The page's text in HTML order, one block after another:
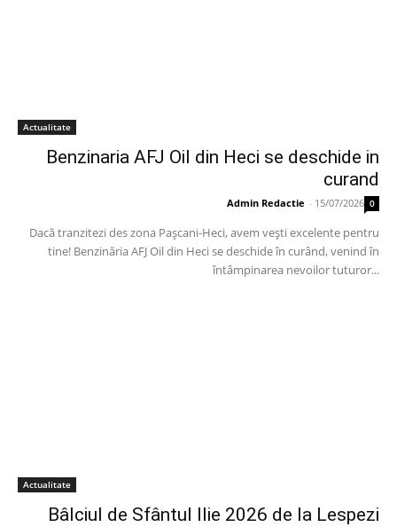
Actualitate
Benzinaria AFJ Oil din Heci se deschide in
curand
Admin Redactie - 15/07/2026 0
Dacă tranzitezi des zona Pașcani-Heci, avem vești excelente pentru
tine! Benzinăria AFJ Oil din Heci se deschide în curând, venind în
întâmpinarea nevoilor tuturor...
Actualitate
Bâlciul de Sfântul Ilie 2026 de la Lespezi